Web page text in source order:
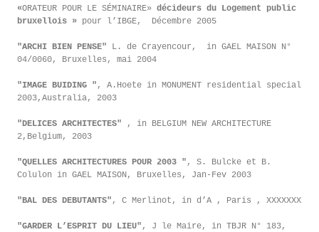
«ORATEUR POUR LE SÉMINAIRE» décideurs du Logement public
bruxellois » pour l’IBGE, Décembre 2005
"ARCHI BIEN PENSE" L. de Crayencour, in GAEL MAISON N°
04/0060, Bruxelles, mai 2004
"IMAGE BUIDING " , A.Hoete in MONUMENT residential special
2003,Australia, 2003
"DELICES ARCHITECTES" , in BELGIUM NEW ARCHITECTURE
2,Belgium, 2003
"QUELLES ARCHITECTURES POUR 2003 " , S. Bulcke et B.
Colulon in GAEL MAISON, Bruxelles, Jan-Fev 2003
"BAL DES DEBUTANTS" , C Merlinot, in d’A , Paris , XXXXXXX
"GARDER L’ESPRIT DU LIEU" , J le Maire, in TBJR N° 183,